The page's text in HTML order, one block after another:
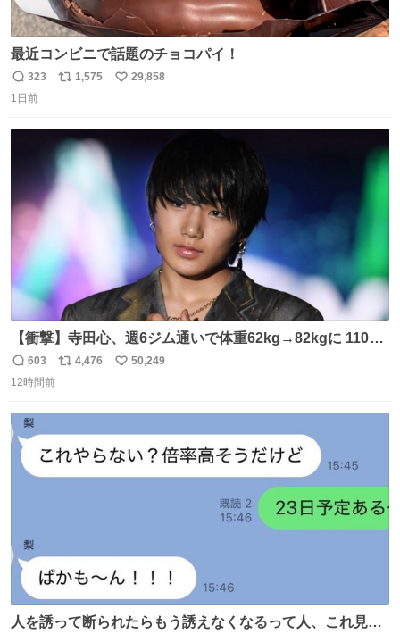
最近コンビニで話題のチョコパイ！
返
信
323
リ
ト
数
1,575
い
29,858
1日前
【衝撃】寺田心、週6ジム通いで体重62kg→82kgに 110kg
のベンチプレス持ち上げる姿披露
news.livedoor.com/article/detail… 元々自重のみだった
のためおにぎり10個、ゼリー飲料3～4本、パスタと毎日4
千kcalオーバーの食事を摂取し、増量したという。
返
信
603
リ
数
4,476
い
50,249
12時間前
人を誘って断られたらもう誘えなくなるって人、これ見て